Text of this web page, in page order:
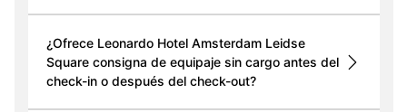
¿Ofrece Leonardo Hotel Amsterdam Leidse
Square consigna de equipaje sin cargo antes del
check-in o después del check-out?